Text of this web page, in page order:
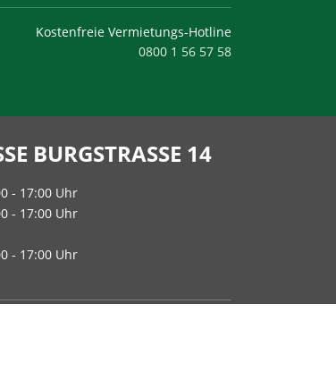
Kostenfreie Vermietungs-Hotline
0800 1 56 57 58
BURGSTRASSE 14
- 17:00 Uhr
- 17:00 Uhr
- 17:00 Uhr